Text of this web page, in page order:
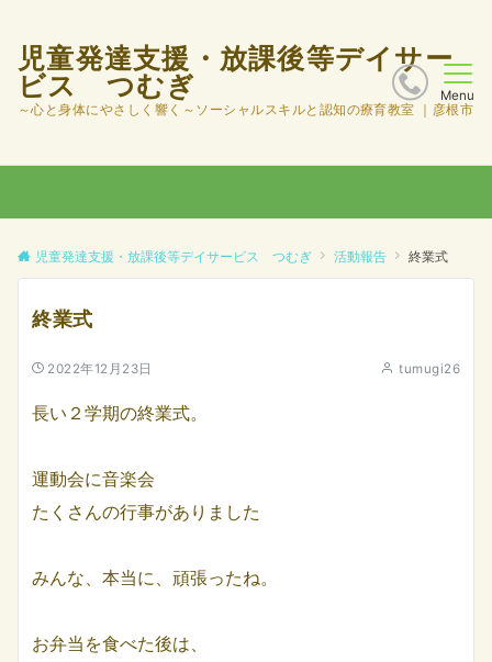
児童発達支援・放課後等デイサー
ビス つむぎ
～心と身体にやさしく響く～ソーシャルスキルと認知の療育教室 ｜彦根市
Menu
児童発達支援・放課後等デイサービス つむぎ 活動報告 終業式
終業式
2022年12月23日 tumugi26
長い２学期の終業式。
運動会に音楽会
たくさんの行事がありました
みんな、本当に、頑張ったね。
お弁当を食べた後は、